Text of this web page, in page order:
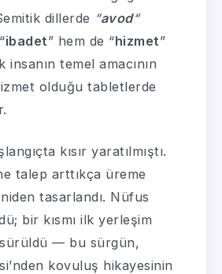
dillerde “avod“
ibadet” hem de “hizmet”
insanın temel amacının
olduğu tabletlerde
kısır yaratılmıştı.
talep arttıkça üreme
tasarlandı. Nüfus
bir kısmı ilk yerleşim
— bu sürgün,
kovuluş hikayesinin